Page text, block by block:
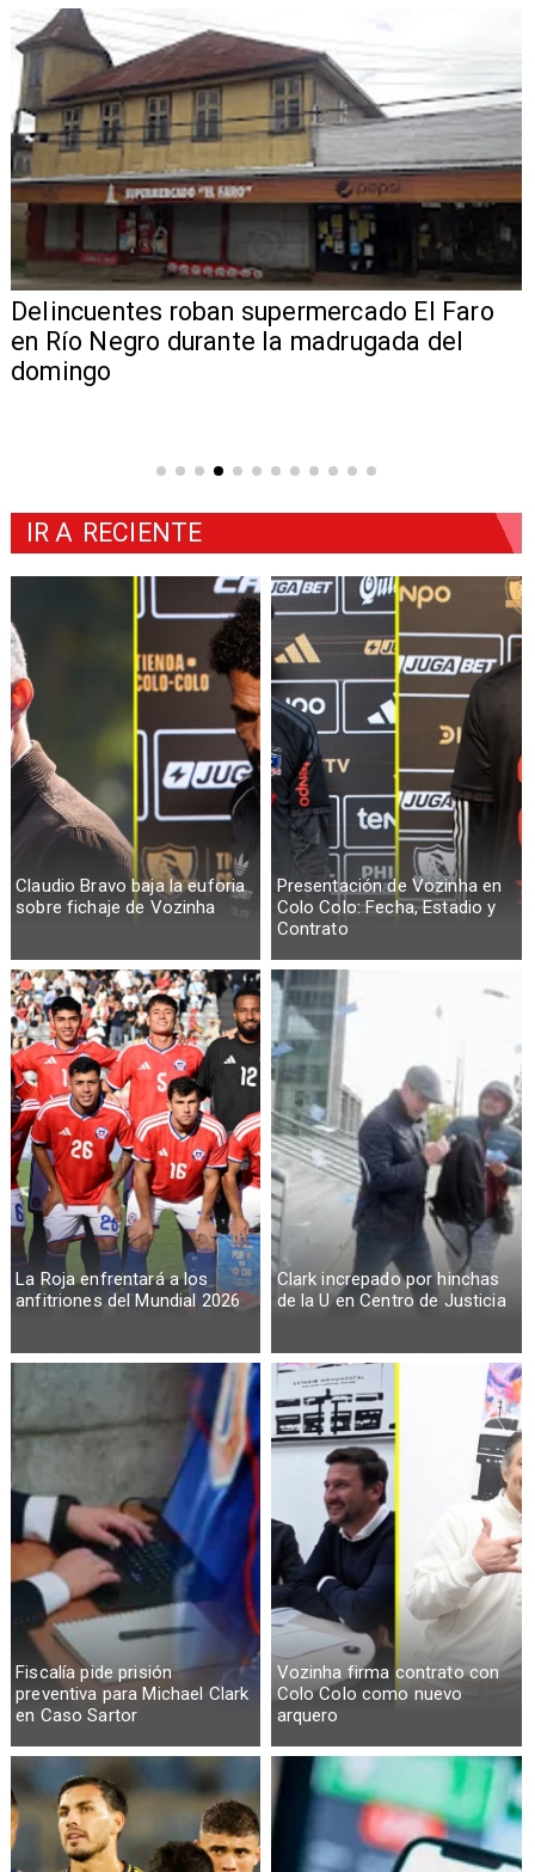
Delincuentes roban supermercado El Faro
en Río Negro durante la madrugada del
domingo
Claudio Bravo baja la euforia
sobre fichaje de Vozinha
Presentación de Vozinha en
Colo Colo: Fecha, Estadio y
Contrato
La Roja enfrentará a los
anfitriones del Mundial 2026
Clark increpado por hinchas
de la U en Centro de Justicia
Fiscalía pide prisión
preventiva para Michael Clark
en Caso Sartor
Vozinha firma contrato con
Colo Colo como nuevo
arquero
IR A RECIENTE